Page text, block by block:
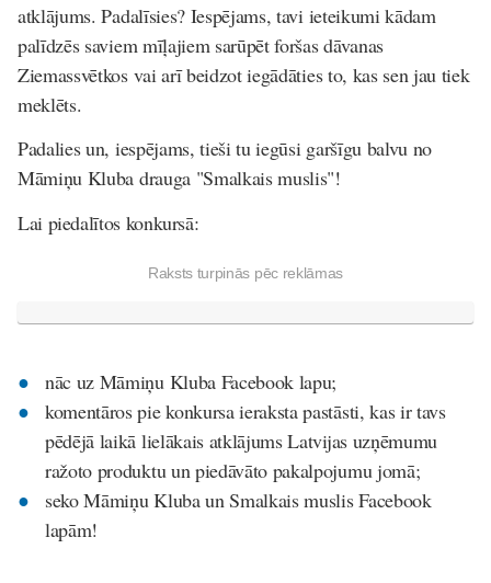
atklājums. Padalīsies? Iespējams, tavi ieteikumi kādam
palīdzēs saviem mīļajiem sarūpēt foršas dāvanas
Ziemassvētkos vai arī beidzot iegādāties to, kas sen jau tiek
meklēts.
Padalies un, iespējams, tieši tu iegūsi garšīgu balvu no
Māmiņu Kluba drauga "Smalkais muslis"!
Lai piedalītos konkursā:
Raksts turpinās pēc reklāmas
nāc uz Māmiņu Kluba Facebook lapu;
komentāros pie konkursa ieraksta pastāsti, kas ir tavs
pēdējā laikā lielākais atklājums Latvijas uzņēmumu
ražoto produktu un piedāvāto pakalpojumu jomā;
seko Māmiņu Kluba un Smalkais muslis Facebook
lapām!